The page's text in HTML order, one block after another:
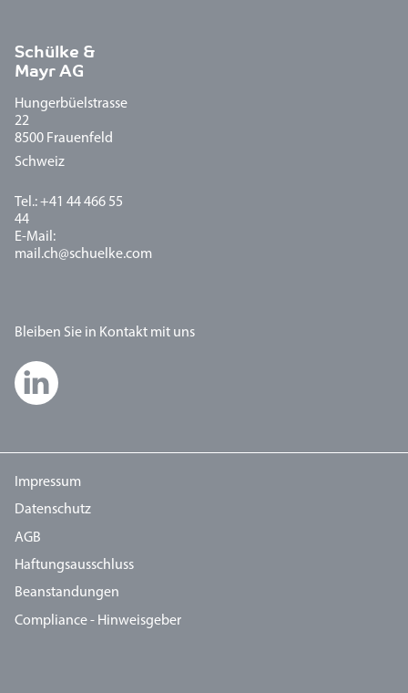
Schülke &
Mayr AG
Hungerbüelstrasse
22
8500 Frauenfeld
Schweiz
Tel.: +41 44 466 55
44
E-Mail:
mail.ch@schuelke.com
Bleiben Sie in Kontakt mit uns
Impressum
Datenschutz
AGB
Haftungsausschluss
Beanstandungen
Compliance - Hinweisgeber